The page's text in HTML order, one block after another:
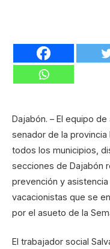
Dajabón. – El equipo
senador de la provincia
todos los municipios,
secciones de Dajabón
prevención y
vacacionistas que se
por el asueto de la
El trabajador social